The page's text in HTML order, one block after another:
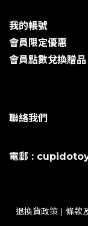
我的帳號
會員限定優惠
會員點數兌換贈品
聯絡我們
電郵 :
退換貨政策 | 條款